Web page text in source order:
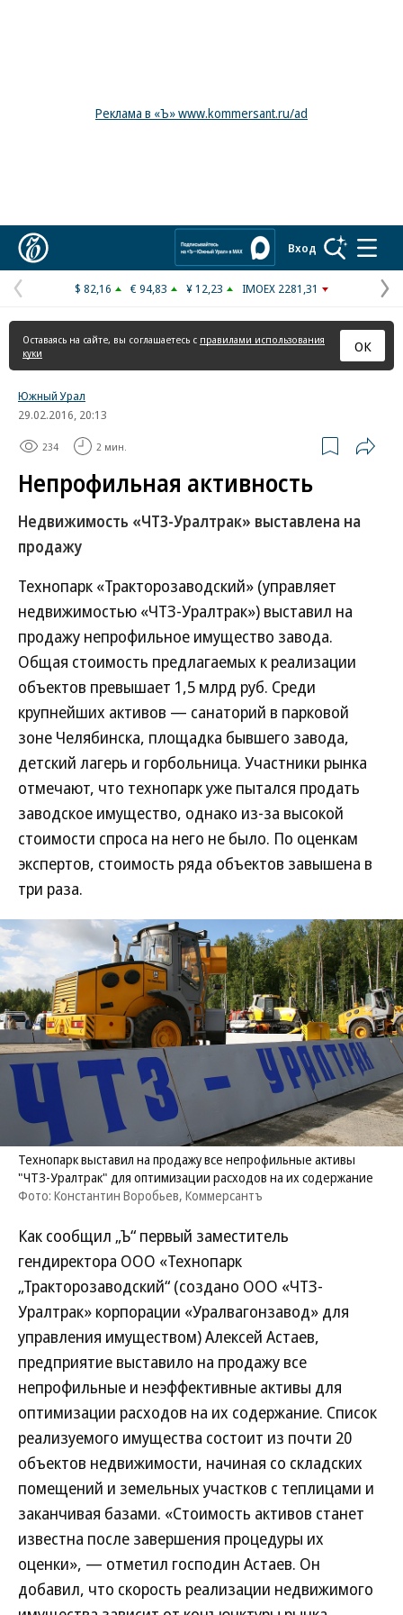
Реклама в «Ъ» www.kommersant.ru/ad
Вход
Предыдущая
страница
$ 82,16 € 94,83 ¥ 12,23 IMOEX 2281,31
Оставаясь на сайте, вы соглашаетесь с правилами использования
куки
ОК
Южный Урал
29.02.2016, 20:13
234 2 мин.
Непрофильная активность
Недвижимость «ЧТЗ-Уралтрак» выставлена на
продажу
Технопарк «Тракторозаводский» (управляет
недвижимостью «ЧТЗ-Уралтрак») выставил на
продажу непрофильное имущество завода.
Общая стоимость предлагаемых к реализации
объектов превышает 1,5 млрд руб. Среди
крупнейших активов — санаторий в парковой
зоне Челябинска, площадка бывшего завода,
детский лагерь и горбольница. Участники рынка
отмечают, что технопарк уже пытался продать
заводское имущество, однако из-за высокой
стоимости спроса на него не было. По оценкам
экспертов, стоимость ряда объектов завышена в
три раза.
Технопарк выставил на продажу все непрофильные активы
"ЧТЗ-Уралтрак" для оптимизации расходов на их содержание
Фото: Константин Воробьев, Коммерсантъ
Как сообщил „Ъ“ первый заместитель
гендиректора ООО «Технопарк
„Тракторозаводский“ (создано ООО «ЧТЗ-
Уралтрак» корпорации «Уралвагонзавод» для
управления имуществом) Алексей Астаев,
предприятие выставило на продажу все
непрофильные и неэффективные активы для
оптимизации расходов на их содержание. Список
реализуемого имущества состоит из почти 20
объектов недвижимости, начиная со складских
помещений и земельных участков с теплицами и
заканчивая базами. «Стоимость активов станет
известна после завершения процедуры их
оценки», — отметил господин Астаев. Он
добавил, что скорость реализации недвижимого